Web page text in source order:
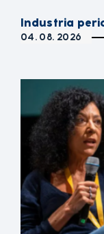
Industria
04. 08. 2026